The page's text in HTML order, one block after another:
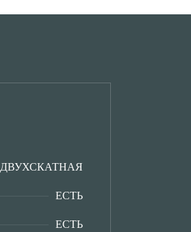
ДВУХСКАТНАЯ
ЕСТЬ
ЕСТЬ